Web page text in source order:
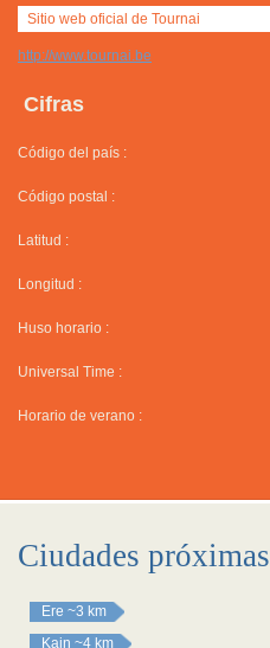
Sitio web oficial de Tournai
http://www.tournai.be
Cifras
Código del país :
Código postal :
Latitud :
Longitud :
Huso horario :
Universal Time :
Horario de verano :
Ciudades próximas
Ere ~3 km
Kain ~4 km